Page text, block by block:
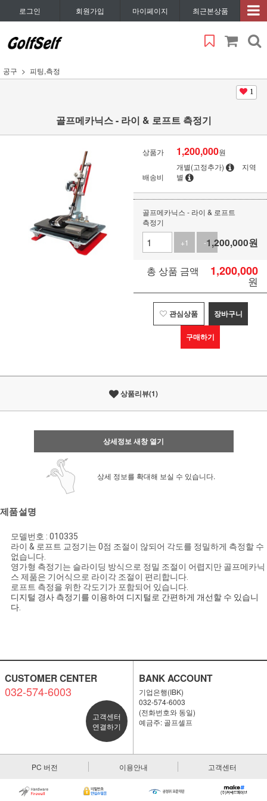
로그인 회원가입 마이페이지 최근본상품
공구 피팅,측정
1
골프메카닉스 - 라이 & 로프트 측정기
상품가 1,200,000원
배송비
개별(고정추가)
지역
별
골프메카닉스 - 라이 & 로프트
측정기
+1
-11,200,000원
총 상품 금액 1,200,000
원
관심상품 장바구니
구매하기
상품리뷰(1)
상세정보 새창 열기
상세 정보를 확대해 보실 수 있습니다.
제품설명
모델번호 : 010335
라이 & 로프트 교정기는 0점 조절이 않되어 각도를 정밀하게 측정할 수
없습니다.
영가형 측정기는 슬라이딩 방식으로 정밀 조절이 어렵지만 골프메카닉
스 제품은 기어식으로 라이각 조절이 편리합니다.
로프트 측정을 위한 각도기가 포함되어 있습니다.
디지털 경사 측정기를 이용하여 디지털로 간편하게 개선할 수 있습니
다.
CUSTOMER CENTER
032-574-6003
고객센터
연결하기
BANK ACCOUNT
기업은행(IBK)
032-574-6003
(전화번호와 동일)
예금주: 골프셀프
PC 버전 이용안내 고객센터